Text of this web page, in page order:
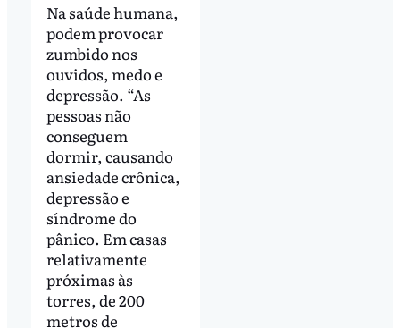
Na saúde humana,
podem provocar
zumbido nos
ouvidos, medo e
depressão. “As
pessoas não
conseguem
dormir, causando
ansiedade crônica,
depressão e
síndrome do
pânico. Em casas
relativamente
próximas às
torres, de 200
metros de